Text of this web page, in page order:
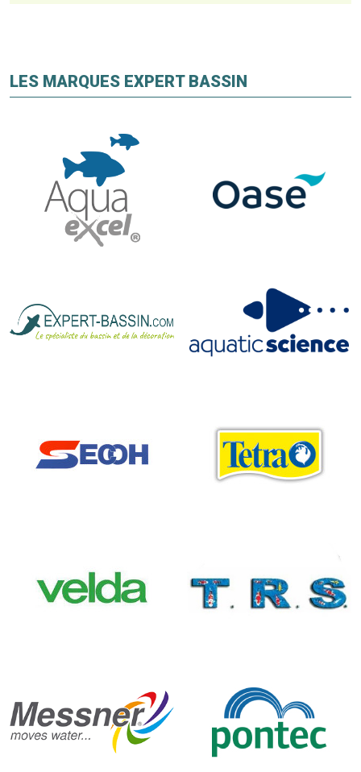
LES MARQUES EXPERT BASSIN